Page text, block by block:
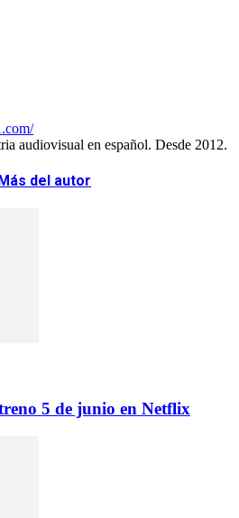
audiovisual en español. Desde 2012.
del autor
5 de junio en Netflix